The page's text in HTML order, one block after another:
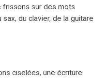
frissons sur des mots
du clavier, de la guitare
ciselées, une écriture